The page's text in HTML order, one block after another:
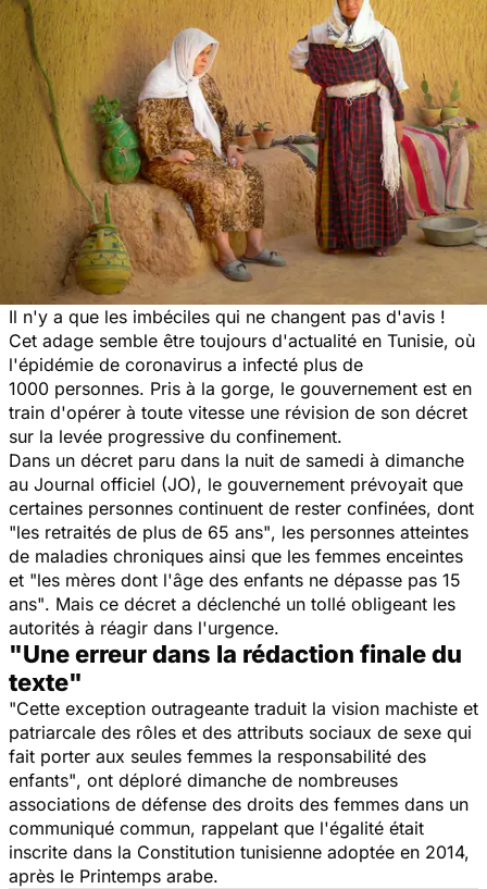
Il n'y a que les imbéciles qui ne changent pas d'avis !
Cet adage semble être toujours d'actualité en Tunisie, où
l'épidémie de coronavirus a infecté plus de
1000 personnes. Pris à la gorge, le gouvernement est en
train d'opérer à toute vitesse une révision de son décret
sur la levée progressive du confinement.
Dans un décret paru dans la nuit de samedi à dimanche
au Journal officiel (JO), le gouvernement prévoyait que
certaines personnes continuent de rester confinées, dont
"les retraités de plus de 65 ans", les personnes atteintes
de maladies chroniques ainsi que les femmes enceintes
et "les mères dont l'âge des enfants ne dépasse pas 15
ans". Mais ce décret a déclenché un tollé obligeant les
autorités à réagir dans l'urgence.
"Une erreur dans la rédaction finale du
texte"
"Cette exception outrageante traduit la vision machiste et
patriarcale des rôles et des attributs sociaux de sexe qui
fait porter aux seules femmes la responsabilité des
enfants", ont déploré dimanche de nombreuses
associations de défense des droits des femmes dans un
communiqué commun, rappelant que l'égalité était
inscrite dans la Constitution tunisienne adoptée en 2014,
après le Printemps arabe.